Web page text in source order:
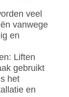
veel
vanwege
en
Liften
gebruikt
het
en